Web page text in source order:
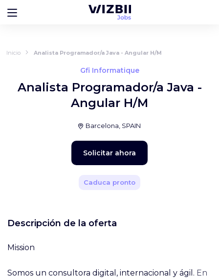
Inicio Analista Programador/a Java - Angular H/M
Gfi Informatique
Analista Programador/a Java -
Angular H/M
Barcelona, SPAIN
Solicitar ahora
Caduca pronto
Descripción de la oferta
Mission
Somos un consultora digital, internacional y ágil. En